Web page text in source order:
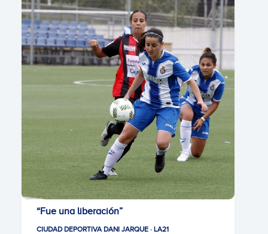
“Fue una liberación”
CIUDAD DEPORTIVA DANI JARQUE · LA21